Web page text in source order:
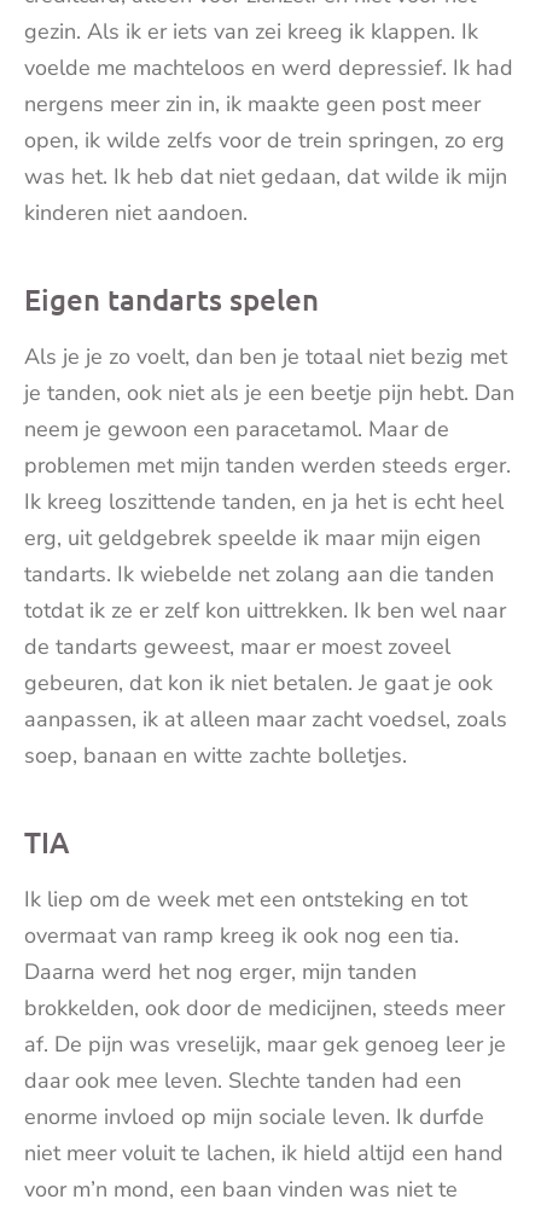
gezin. Als ik er iets van zei kreeg ik klappen. Ik
voelde me machteloos en werd depressief. Ik had
nergens meer zin in, ik maakte geen post meer
open, ik wilde zelfs voor de trein springen, zo erg
was het. Ik heb dat niet gedaan, dat wilde ik mijn
kinderen niet aandoen.
Eigen tandarts spelen
Als je je zo voelt, dan ben je totaal niet bezig met
je tanden, ook niet als je een beetje pijn hebt. Dan
neem je gewoon een paracetamol. Maar de
problemen met mijn tanden werden steeds erger.
Ik kreeg loszittende tanden, en ja het is echt heel
erg, uit geldgebrek speelde ik maar mijn eigen
tandarts. Ik wiebelde net zolang aan die tanden
totdat ik ze er zelf kon uittrekken. Ik ben wel naar
de tandarts geweest, maar er moest zoveel
gebeuren, dat kon ik niet betalen. Je gaat je ook
aanpassen, ik at alleen maar zacht voedsel, zoals
soep, banaan en witte zachte bolletjes.
TIA
Ik liep om de week met een ontsteking en tot
overmaat van ramp kreeg ik ook nog een tia.
Daarna werd het nog erger, mijn tanden
brokkelden, ook door de medicijnen, steeds meer
af. De pijn was vreselijk, maar gek genoeg leer je
daar ook mee leven. Slechte tanden had een
enorme invloed op mijn sociale leven. Ik durfde
niet meer voluit te lachen, ik hield altijd een hand
voor m’n mond, een baan vinden was niet te